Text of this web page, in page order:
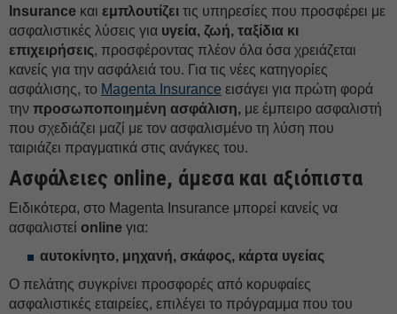
Insurance και εμπλουτίζει τις υπηρεσίες που προσφέρει με
ασφαλιστικές λύσεις για υγεία, ζωή, ταξίδια κι
επιχειρήσεις, προσφέροντας πλέον όλα όσα χρειάζεται
κανείς για την ασφάλειά του. Για τις νέες κατηγορίες
ασφάλισης, το Magenta Insurance εισάγει για πρώτη φορά
την προσωποποιημένη ασφάλιση, με έμπειρο ασφαλιστή
που σχεδιάζει μαζί με τον ασφαλισμένο τη λύση που
ταιριάζει πραγματικά στις ανάγκες του.
Ασφάλειες online, άμεσα και αξιόπιστα
Ειδικότερα, στο Magenta Insurance μπορεί κανείς να
ασφαλιστεί online για:
αυτοκίνητο, μηχανή, σκάφος, κάρτα υγείας
Ο πελάτης συγκρίνει προσφορές από κορυφαίες
ασφαλιστικές εταιρείες, επιλέγει το πρόγραμμα που του